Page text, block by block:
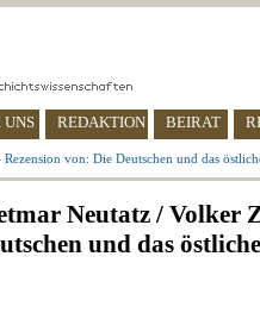
UNS REDAKTION BEIRAT
Rezension von: Die Deutschen und das
Neutatz / Volker
und das